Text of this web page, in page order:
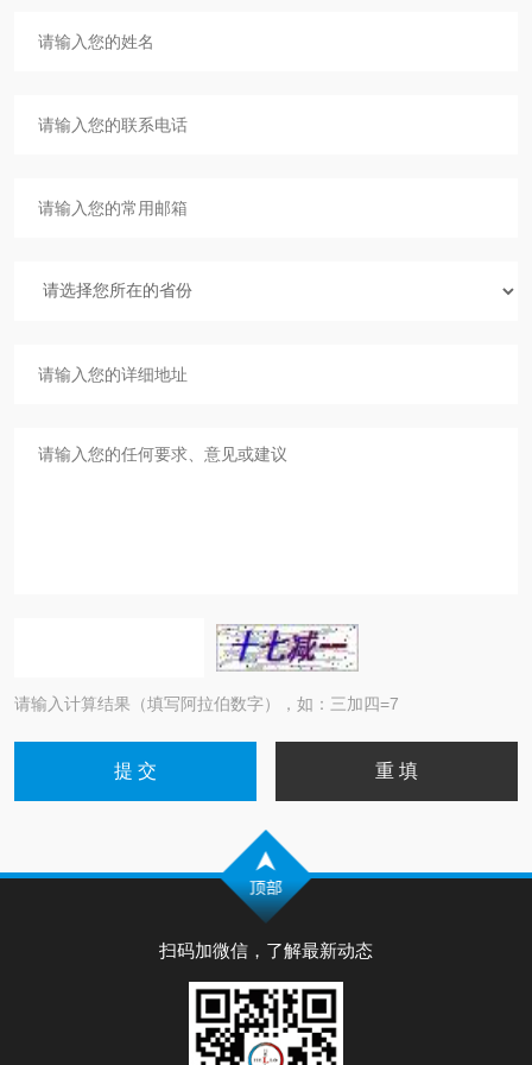
请输入计算结果（填写阿拉伯数字），如：三加四=7
扫码加微信，了解最新动态